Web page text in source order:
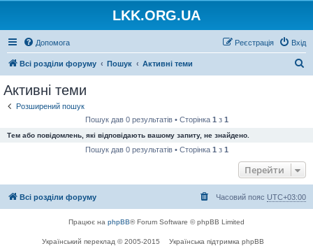
LKK.ORG.UA
Допомога Вхід
Реєстрація
Всі розділи форуму Пошук Активні теми
Активні теми
Розширений пошук
Пошук дав 0 результатів • Сторінка 1 з 1
Тем або повідомлень, які відповідають вашому запиту, не знайдено.
Пошук дав 0 результатів • Сторінка 1 з 1
Перейти
Всі розділи форуму Часовий пояс UTC+03:00
Працює на phpBB® Forum Software © phpBB Limited
Український переклад © 2005-2015 Українська підтримка phpBB